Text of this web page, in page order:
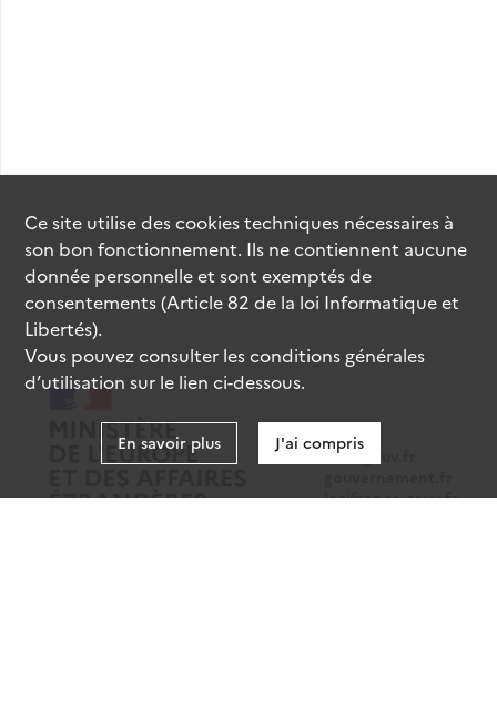
data.gouv.fr
legifrance.gouv.fr
Ce site utilise descookiestechniques nécessaires à
son bon fonctionnement. Ils ne contiennent aucune
donnée personnelle et sont exemptés de
consentements (Article 82 de la loi Informatique et
Libertés).
Vous pouvez consulter les conditions générales
d’utilisation sur le lien ci-dessous.
En savoir plus J'ai compris